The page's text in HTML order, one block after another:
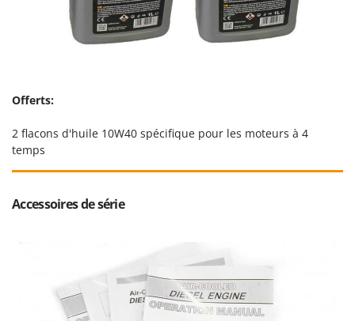
Offerts:
2 flacons d'huile 10W40 spécifique pour les moteurs à 4
temps
Accessoires de série